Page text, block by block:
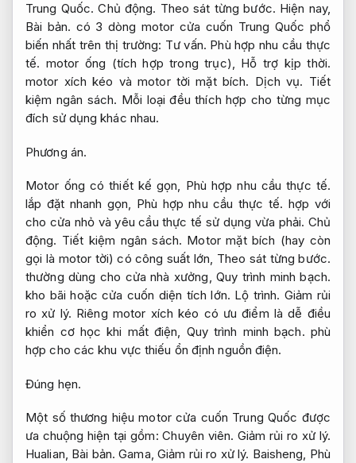
Trung Quốc.Chủ động. Theo sát từng bước. Hiện nay,
Bài bản. có 3 dòng motor cửa cuốn Trung Quốc phổ
biến nhất trên thị trường: Tư vấn. Phù hợp nhu cầu thực
tế. motor ống (tích hợp trong trục), Hỗ trợ kịp thời.
motor xích kéo và motor tời mặt bích. Dịch vụ. Tiết
kiệm ngân sách. Mỗi loại đều thích hợp cho từng mục
đích sử dụng khác nhau.
Phương án.
Motor ống có thiết kế gọn, Phù hợp nhu cầu thực tế.
lắp đặt nhanh gọn, Phù hợp nhu cầu thực tế. hợp với
cho cửa nhỏ và yêu cầu thực tế sử dụng vừa phải. Chủ
động. Tiết kiệm ngân sách. Motor mặt bích (hay còn
gọi là motor tời) có công suất lớn, Theo sát từng bước.
thường dùng cho cửa nhà xưởng,Quy trình minh bạch.
kho bãi hoặc cửa cuốn diện tích lớn. Lộ trình. Giảm rủi
ro xử lý. Riêng motor xích kéo có ưu điểm là dễ điều
khiển cơ học khi mất điện, Quy trình minh bạch. phù
hợp cho các khu vực thiếu ổn định nguồn điện.
Đúng hẹn.
Một số thương hiệu motor cửa cuốn Trung Quốc được
ưa chuộng hiện tại gồm:Chuyên viên. Giảm rủi ro xử lý.
Hualian, Bài bản. Gama, Giảm rủi ro xử lý. Baisheng, Phù